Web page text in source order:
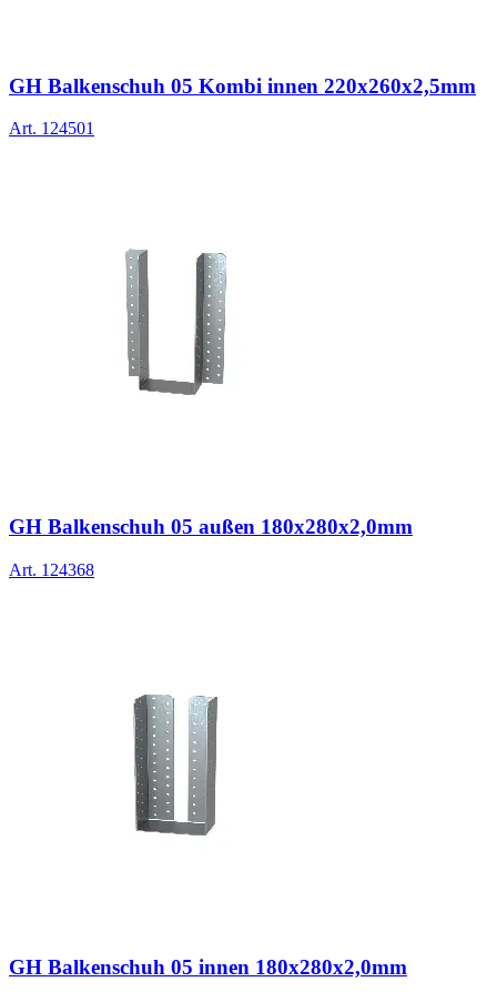
GH Balkenschuh 05 Kombi innen 220x260x2,5mm
Art. 124501
GH Balkenschuh 05 außen 180x280x2,0mm
Art. 124368
GH Balkenschuh 05 innen 180x280x2,0mm